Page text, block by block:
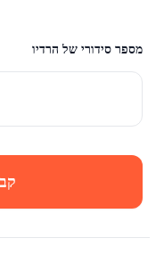
קבל קוד לרדיו
מספר סידורי של הרדיו